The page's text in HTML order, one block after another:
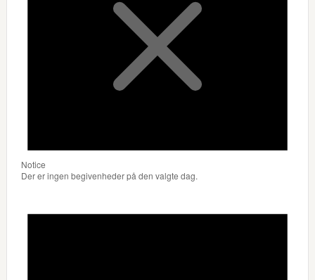
Notice
Der er ingen begivenheder på den valgte dag.